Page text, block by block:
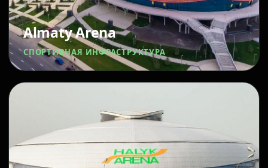
Almaty Arena
СПОРТИВНАЯ ИНФРАСТРУКТУРА